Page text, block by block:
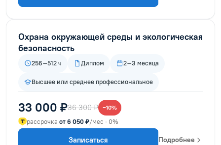
Охрана окружающей среды и экологическая
безопасность
256–512 ч Диплом 2–3 месяца
Высшее или среднее профессиональное
33 000 ₽36 300 ₽ −10%
рассрочка от 6 050 ₽/мес · 0%
Записаться Подробнее